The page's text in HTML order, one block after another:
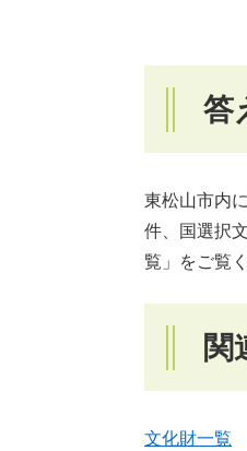
答
東松山市内
件、国選択
覧」をご覧
関
文化財一覧